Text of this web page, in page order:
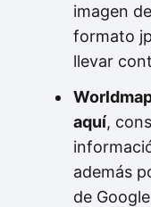
imagen
formato
llevar
aquí,
además
de